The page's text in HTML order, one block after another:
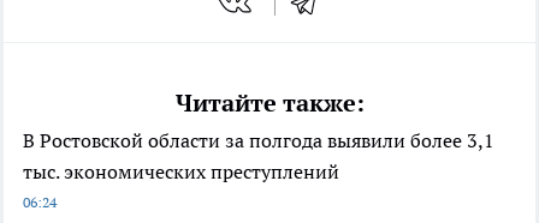
Читайте также:
В Ростовской области за полгода выявили более 3,1
тыс. экономических преступлений
06:24